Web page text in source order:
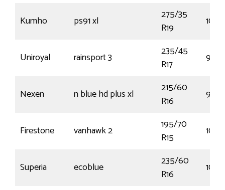
Kumho ps91 xl
275/35
R19
100Y
Uniroyal rainsport 3
235/45
R17
94Y
Nexen n blue hd plus xl
215/60
R16
99V
Firestone vanhawk 2
195/70
R15
104/
Superia ecoblue
235/60
R16
100V